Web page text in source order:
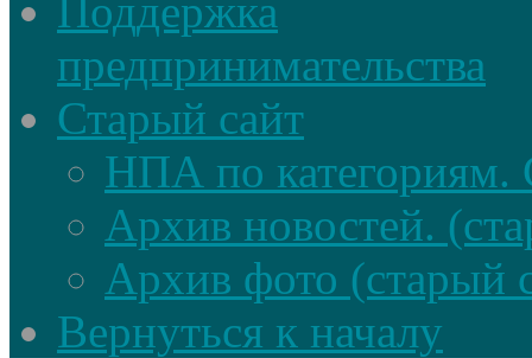
Поддержка
предпринимательства
Старый сайт
НПА по категориям.
Архив новостей.
Архив фото (старый
Вернуться к началу